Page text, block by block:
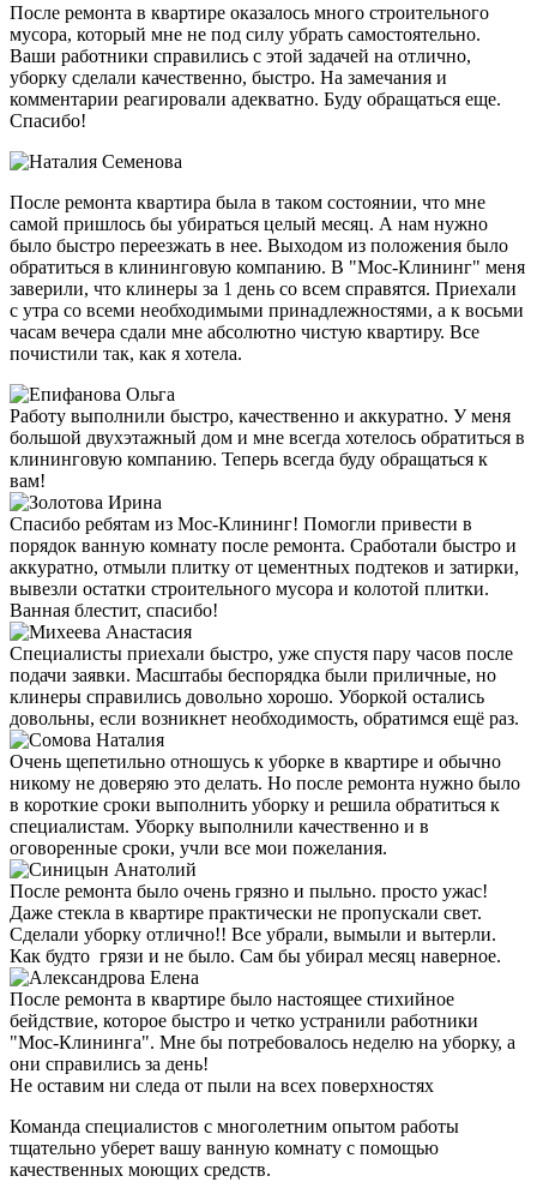
После ремонта в квартире оказалось много строительного
мусора, который мне не под силу убрать самостоятельно.
Ваши работники справились с этой задачей на отлично,
уборку сделали качественно, быстро. На замечания и
комментарии реагировали адекватно. Буду обращаться еще.
Спасибо!
После ремонта квартира была в таком состоянии, что мне
самой пришлось бы убираться целый месяц. А нам нужно
было быстро переезжать в нее. Выходом из положения было
обратиться в клининговую компанию. В "Мос-Клининг" меня
заверили, что клинеры за 1 день со всем справятся. Приехали
с утра со всеми необходимыми принадлежностями, а к восьми
часам вечера сдали мне абсолютно чистую квартиру. Все
почистили так, как я хотела.
Работу выполнили быстро, качественно и аккуратно. У меня
большой двухэтажный дом и мне всегда хотелось обратиться в
клининговую компанию. Теперь всегда буду обращаться к
вам!
Спасибо ребятам из Мос-Клининг! Помогли привести в
порядок ванную комнату после ремонта. Сработали быстро и
аккуратно, отмыли плитку от цементных подтеков и затирки,
вывезли остатки строительного мусора и колотой плитки.
Ванная блестит, спасибо!
Специалисты приехали быстро, уже спустя пару часов после
подачи заявки. Масштабы беспорядка были приличные, но
клинеры справились довольно хорошо. Уборкой остались
довольны, если возникнет необходимость, обратимся ещё раз.
Очень щепетильно отношусь к уборке в квартире и обычно
никому не доверяю это делать. Но после ремонта нужно было
в короткие сроки выполнить уборку и решила обратиться к
специалистам. Уборку выполнили качественно и в
оговоренные сроки, учли все мои пожелания.
После ремонта было очень грязно и пыльно. просто ужас!
Даже стекла в квартире практически не пропускали свет.
Сделали уборку отлично!! Все убрали, вымыли и вытерли.
Как будто грязи и не было. Сам бы убирал месяц наверное.
После ремонта в квартире было настоящее стихийное
бейдствие, которое быстро и четко устранили работники
"Мос-Клининга". Мне бы потребовалось неделю на уборку, а
они справились за день!
Не оставим ни следа от пыли на всех поверхностях
Команда специалистов с многолетним опытом работы
тщательно уберет вашу ванную комнату с помощью
качественных моющих средств.